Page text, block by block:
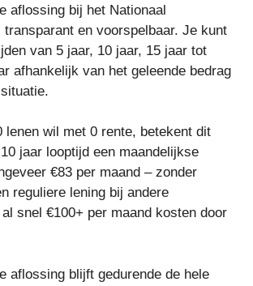
aflossing bij het Nationaal
en voorspelbaar. Je kunt
van 5 jaar, 10 jaar, 15 jaar tot
afhankelijk van het geleende bedrag
lenen wil met 0 rente, betekent dit
jaar looptijd een maandelijkse
€83 per maand – zonder
reguliere lening bij andere
snel €100+ per maand kosten door
aflossing blijft gedurende de hele